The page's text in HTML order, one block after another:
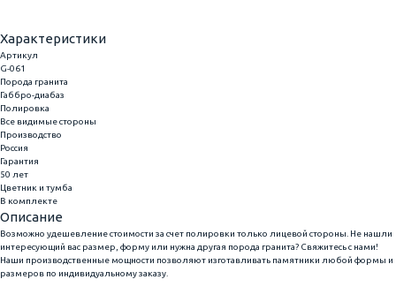
Характеристики
Артикул
G-061
Порода гранита
Габбро-диабаз
Полировка
Все видимые стороны
Производство
Россия
Гарантия
50 лет
Цветник и тумба
В комплекте
Описание
Возможно удешевление стоимости за счет полировки только лицевой стороны. Не нашли
интересующий вас размер, форму или нужна другая порода гранита? Свяжитесь с нами!
Наши производственные мощности позволяют изготавливать памятники любой формы и
размеров по индивидуальному заказу.